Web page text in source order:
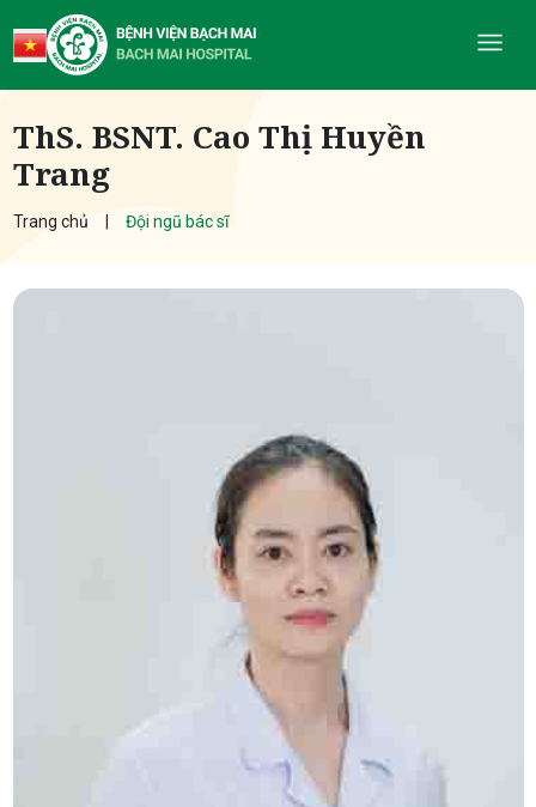
ThS. BSNT. Cao Thị Huyền
Trang
Trang chủ Đội ngũ bác sĩ